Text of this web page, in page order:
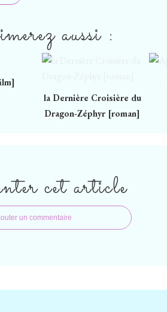
aussi :
la Dernière Croisière du
Dragon-Zéphyr [roman]
cet article
un commentaire